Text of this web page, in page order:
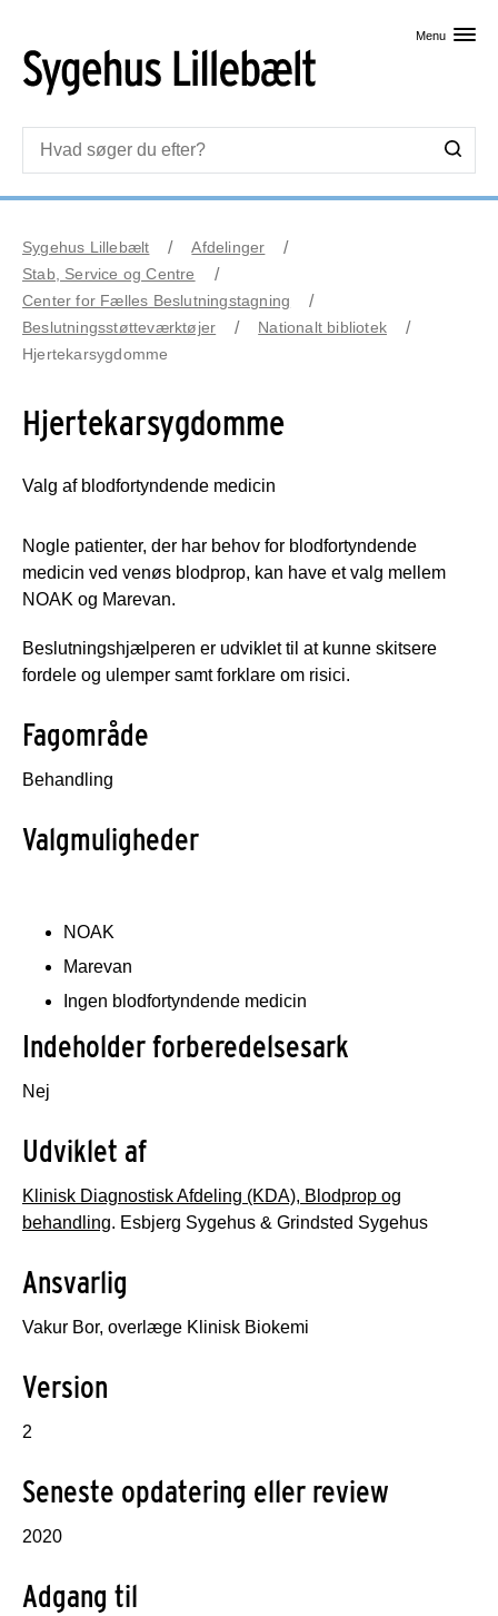
Menu
Sygehus Lillebælt
Afdelinger
Stab, Service og Centre
Center for Fælles Beslutningstagning
Beslutningsstøtteværktøjer
Nationalt bibliotek
Hjertekarsygdomme
Hjertekarsygdomme
Valg af blodfortyndende medicin
Nogle patienter, der har behov for blodfortyndende
medicin ved venøs blodprop, kan have et valg mellem
NOAK og Marevan.
Beslutningshjælperen er udviklet til at kunne skitsere
fordele og ulemper samt forklare om risici.
Fagområde
Behandling
Valgmuligheder
NOAK
Marevan
Ingen blodfortyndende medicin
Indeholder forberedelsesark
Nej
Udviklet af
Klinisk Diagnostisk Afdeling (KDA), Blodprop og
behandling. Esbjerg Sygehus & Grindsted Sygehus
Ansvarlig
Vakur Bor, overlæge Klinisk Biokemi
Version
2
Seneste opdatering eller review
2020
Adgang til